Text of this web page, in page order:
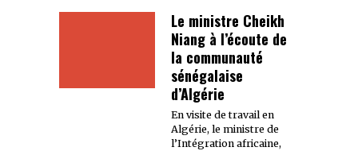
Le ministre Cheikh
Niang à l’écoute de
la communauté
sénégalaise
d’Algérie
En visite de travail en
Algérie, le ministre de
l’Intégration africaine,